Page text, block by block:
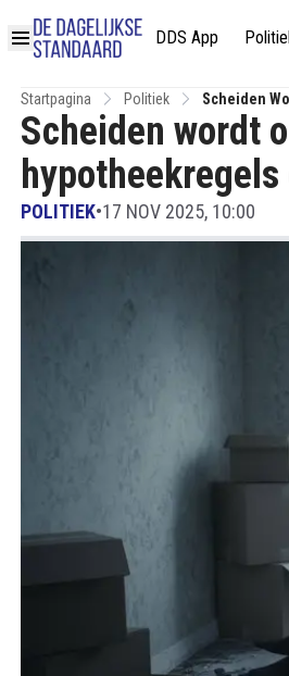
DDS App
Startpagina Politiek Scheiden
Scheiden wordt
POLITIEK•17 NOV 2025, 10:00